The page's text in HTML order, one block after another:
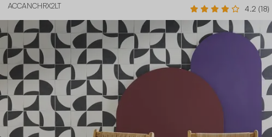
ACCANCHRX2LT 4.2 (18)